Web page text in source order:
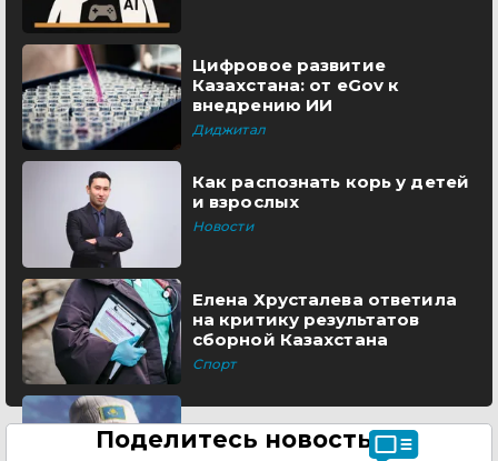
Цифровое развитие
Казахстана: от eGov к
внедрению ИИ
Диджитал
Как распознать корь у детей
и взрослых
Новости
Елена Хрусталева ответила
на критику результатов
сборной Казахстана
Спорт
Поделитесь новостью